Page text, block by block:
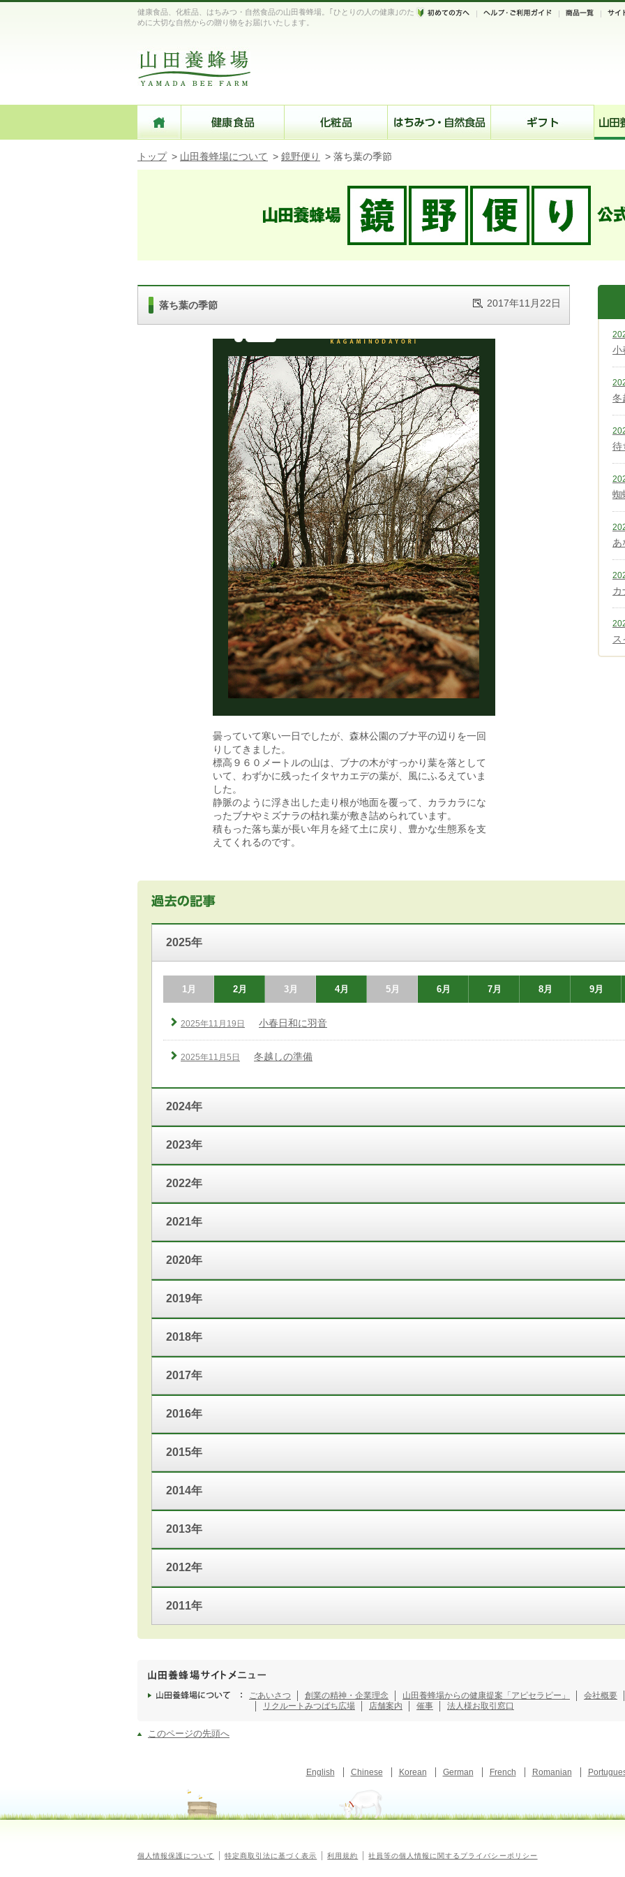
健康食品、化粧品、はちみつ・自然食品の山田養蜂場。｢ひとりの人の健康｣のた
めに大切な自然からの贈り物をお届けいたします。
トップ > 山田養蜂場について > 鏡野便り > 落ち葉の季節
落ち葉の季節 2017年11月22日
曇っていて寒い一日でしたが、森林公園のブナ平の辺りを一回
りしてきました。
標高９６０メートルの山は、ブナの木がすっかり葉を落として
いて、わずかに残ったイタヤカエデの葉が、風にふるえていま
した。
静脈のように浮き出した走り根が地面を覆って、カラカラにな
ったブナやミズナラの枯れ葉が敷き詰められています。
積もった落ち葉が長い年月を経て土に戻り、豊かな生態系を支
えてくれるのです。
小
冬
待
蜘
あ
カ
2025年
1月 2月 3月 4月 5月 6月 7月 8月 9月
2025年11月19日 小春日和に羽音
2025年11月5日 冬越しの準備
2024年
2023年
2022年
2021年
2020年
2019年
2018年
2017年
2016年
2015年
2014年
2013年
2012年
2011年
ごあいさつ 創業の精神・企業理念 山田養蜂場からの健康提案「アピセラピー」 会社概要
リクルート みつばち広場 店舗案内 催事 法人様お取引窓口
このページの先頭へ
English Chinese Korean German French Romanian
個人情報保護について 特定商取引法に基づく表示 利用規約 社員等の個人情報に関するプライバシーポリシー